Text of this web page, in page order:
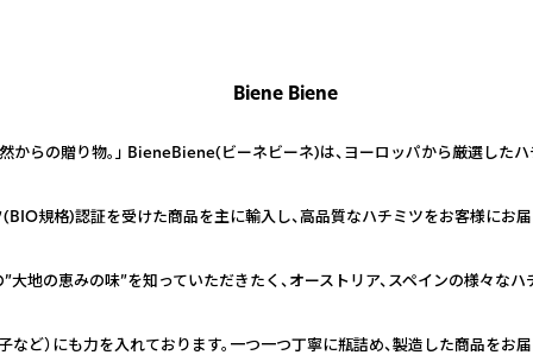
Biene Biene
然からの贈り物。」 BieneBiene(ビーネビーネ)は、ヨーロッパから厳選した
規格)認証を受けた商品を主に輸入し、高品質なハチミツをお客様にお届
地の恵みの味”を知っていただきたく、オーストリア、スペインの様々なハ
など）にも力を入れております。一つ一つ丁寧に瓶詰め、製造した商品をお